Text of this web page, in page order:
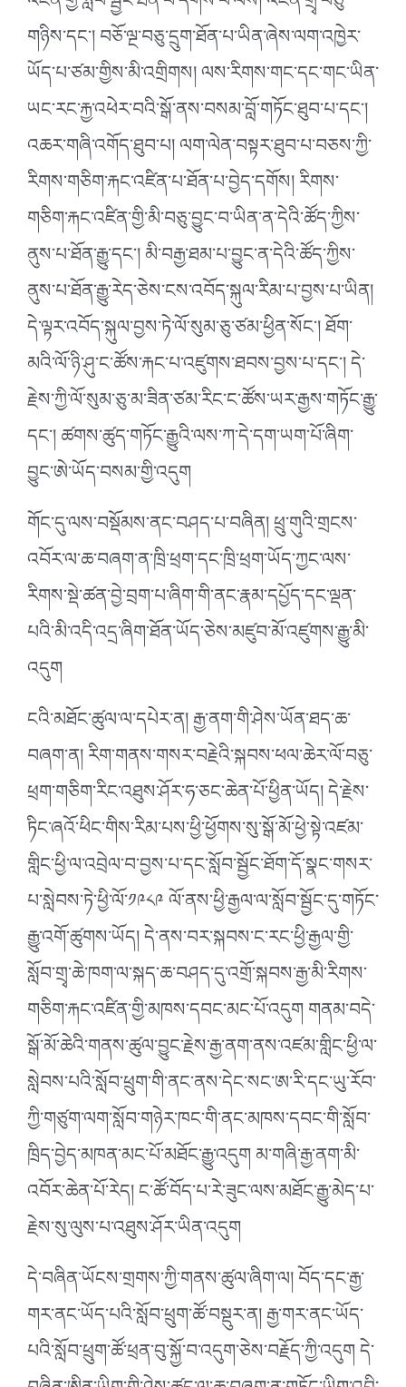
གཉིས་དང༌། བཅོ་ལྔ་བཅུ་དྲུག་ཐོན་པ་ཡིན་ཞེས་ལག་འཁྱེར་
ཡོད་པ་ཙམ་གྱིས་མི་འགྲིགས། ལས་རིགས་གང་དང་གང་ཡིན་
ཡང་རང་རྐྱ་འཕེར་བའི་སྒོ་ནས་བསམ་བློ་གཏོང་ཐུབ་པ་དང༌།
འཆར་གཞི་འགོད་ཐུབ་པ། ལག་ལེན་བསྟར་ཐུབ་པ་བཅས་ཀྱི་
རིགས་གཅིག་རྐང་འཛིན་པ་ཐོན་པ་བྱེད་དགོས། རིགས་
གཅིག་རྐང་འཛིན་གྱི་མི་བཅུ་བྱུང་བ་ཡིན་ན་དེའི་ཚོད་ཀྱིས་
ནུས་པ་ཐོན་རྒྱུ་དང༌། མི་བརྒྱ་ཐམ་པ་བྱུང་ན་དེའི་ཚོད་ཀྱིས་
ནུས་པ་ཐོན་རྒྱུ་རེད་ཅེས་ངས་འབོད་སྐུལ་རིམ་པ་བྱས་པ་ཡིན།
དེ་ལྟར་འབོད་སྐུལ་བྱས་ཏེ་ལོ་སུམ་ཅུ་ཙམ་ཕྱིན་སོང༌། ཐོག་
མའི་ལོ་ཉི་ཤུ་ང་ཚོས་རྐང་པ་འཛུགས་ཐབས་བྱས་པ་དང༌། དེ་
རྗེས་ཀྱི་ལོ་སུམ་ཅུ་མ་ཟིན་ཙམ་རིང་ང་ཚོས་ཡར་རྒྱས་གཏོང་རྒྱུ་
དང༌། ཚགས་ཚུད་གཏོང་རྒྱུའི་ལས་ཀ་དེ་དག་ཡག་པོ་ཞིག་
བྱུང་ཨེ་ཡོད་བསམ་གྱི་འདུག
གོང་དུ་ལས་བསྡོམས་ནང་བཤད་པ་བཞིན། ཕྲུ་གུའི་གྲངས་
འབོར་ལ་ཆ་བཞག་ན་ཁྲི་ཕྲག་དང་ཁྲི་ཕྲག་ཡོད་ཀྱང་ལས་
རིགས་སྡེ་ཚན་བྱེ་བྲག་པ་ཞིག་གི་ནང་རྣམ་དཔྱོད་དང་ལྡན་
པའི་མི་འདི་འདྲ་ཞིག་ཐོན་ཡོད་ཅེས་མཛུབ་མོ་འཛུགས་རྒྱུ་མི་
འདུག
ངའི་མཐོང་ཚུལ་ལ་དཔེར་ན། རྒྱ་ནག་གི་ཤེས་ཡོན་ཐད་ཆ་
བཞག་ན། རིག་གནས་གསར་བརྗེའི་སྐབས་ཕལ་ཆེར་ལོ་བཅུ་
ཕྲག་གཅིག་རིང་འཐུས་ཤོར་ཧ་ཅང་ཆེན་པོ་ཕྱིན་ཡོད། དེ་རྗེས་
ཏིང་ཞའོ་ཕིང་གིས་རིམ་པས་ཕྱི་ཕྱོགས་སུ་སྒོ་མོ་ཕྱེ་སྟེ་འཛམ་
གླིང་ཕྱི་ལ་འབྲེལ་བ་བྱས་པ་དང་སློབ་སྦྱོང་ཐོག་དོ་སྣང་གསར་
པ་སླེབས་ཏེ་ཕྱི་ལོ་༡༩༨༩ ལོ་ནས་ཕྱི་རྒྱལ་ལ་སློབ་སྦྱོང་དུ་གཏོང་
རྒྱུ་འགོ་ཚུགས་ཡོད། དེ་ནས་བར་སྐབས་ང་རང་ཕྱི་རྒྱལ་གྱི་
སློབ་གྲྭ་ཆེ་ཁག་ལ་སྐད་ཆ་བཤད་དུ་འགྲོ་སྐབས་རྒྱ་མི་རིགས་
གཅིག་རྐང་འཛིན་གྱི་མཁས་དབང་མང་པོ་འདུག གནམ་བདེ་
སྒོ་མོ་ཆེའི་གནས་ཚུལ་བྱུང་རྗེས་རྒྱ་ནག་ནས་འཛམ་གླིང་ཕྱི་ལ་
སླེབས་པའི་སློབ་ཕྲུག་གི་ནང་ནས་དེང་སང་ཨ་རི་དང་ཡུ་རོབ་
ཀྱི་གཙུག་ལག་སློབ་གཉེར་ཁང་གི་ནང་མཁས་དབང་གི་སློབ་
ཁྲིད་བྱེད་མཁན་མང་པོ་མཐོང་རྒྱུ་འདུག མ་གཞི་རྒྱ་ནག་མི་
འབོར་ཆེན་པོ་རེད། ང་ཚོ་བོད་པ་རེ་ཟུང་ལས་མཐོང་རྒྱུ་མེད་པ་
རྗེས་སུ་ལུས་པ་འཐུས་ཤོར་ཡིན་འདུག
དེ་བཞིན་ཡོངས་གྲགས་ཀྱི་གནས་ཚུལ་ཞིག་ལ། བོད་དང་རྒྱ་
གར་ནང་ཡོད་པའི་སློབ་ཕྲུག་ཚོ་བསྡུར་ན། རྒྱ་གར་ནང་ཡོད་
པའི་སློབ་ཕྲུག་ཚོ་ཕྲན་བུ་སྐྱོ་བ་འདུག་ཅེས་བརྗོད་ཀྱི་འདུག དེ་